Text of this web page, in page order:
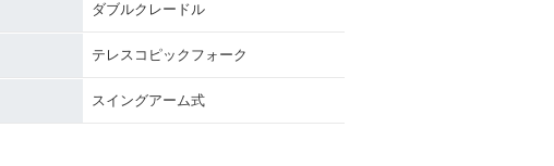
ダブルクレードル
テレスコピックフォーク
スイングアーム式